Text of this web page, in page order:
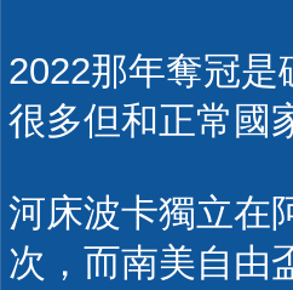
2022那年奪冠
很多但和正常國
河床波卡獨立在
次，而南美自由